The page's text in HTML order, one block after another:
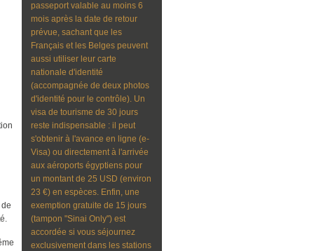
passeport valable au moins 6
mois après la date de retour
prévue, sachant que les
Français et les Belges peuvent
aussi utiliser leur carte
nationale d'identité
(accompagnée de deux photos
d'identité pour le contrôle). Un
visa de tourisme de 30 jours
reste indispensable : il peut
s'obtenir à l'avance en ligne (e-
Visa) ou directement à l'arrivée
aux aéroports égyptiens pour
un montant de 25 USD (environ
23 €) en espèces. Enfin, une
exemption gratuite de 15 jours
(tampon "Sinai Only") est
accordée si vous séjournez
exclusivement dans les stations